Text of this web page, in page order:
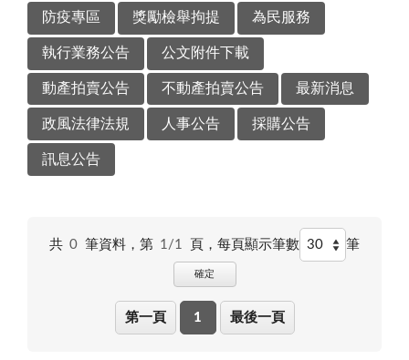
防疫專區 獎勵檢舉拘提 為民服務
執行業務公告 公文附件下載
動產拍賣公告 不動產拍賣公告 最新消息
政風法律法規 人事公告 採購公告
訊息公告
共 0 筆資料，第 1/1 頁， 每頁顯示筆數 筆
確定
第一頁 1 最後一頁